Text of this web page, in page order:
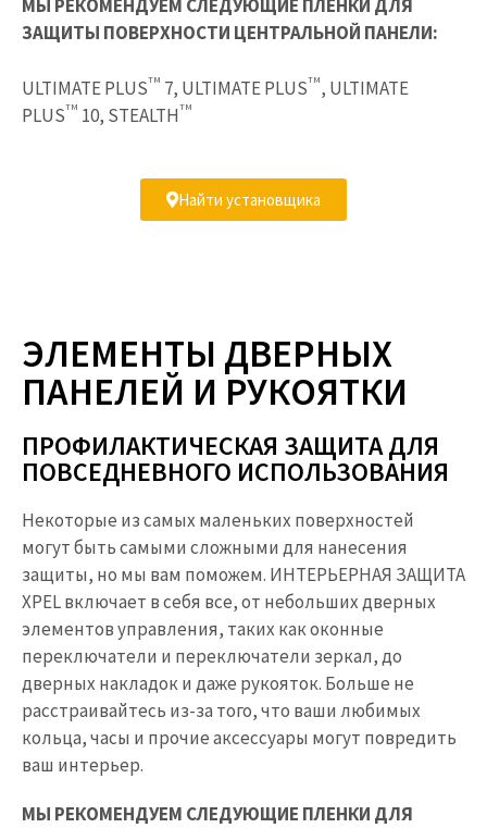
МЫ РЕКОМЕНДУЕМ СЛЕДУЮЩИЕ ПЛЕНКИ ДЛЯ
ЗАЩИТЫ ПОВЕРХНОСТИ ЦЕНТРАЛЬНОЙ ПАНЕЛИ:
ULTIMATE PLUSTM 7, ULTIMATE PLUSTM , ULTIMATE
PLUSTM 10, STEALTH TM
Найти установщика
ЭЛЕМЕНТЫ ДВЕРНЫХ
ПАНЕЛЕЙ И РУКОЯТКИ
ПРОФИЛАКТИЧЕСКАЯ ЗАЩИТА ДЛЯ
ПОВСЕДНЕВНОГО ИСПОЛЬЗОВАНИЯ ​
Некоторые из самых маленьких поверхностей
могут быть самыми сложными для нанесения
защиты, но мы вам поможем. ИНТЕРЬЕРНАЯ ЗАЩИТА
XPEL включает в себя все, от небольших дверных
элементов управления, таких как оконные
переключатели и переключатели зеркал, до
дверных накладок и даже рукояток. Больше не
расстраивайтесь из-за того, что ваши любимых
кольца, часы и прочие аксессуары могут повредить
ваш интерьер.
МЫ РЕКОМЕНДУЕМ СЛЕДУЮЩИЕ ПЛЕНКИ ДЛЯ